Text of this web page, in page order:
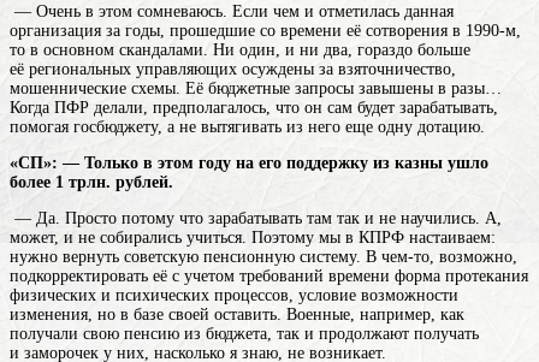
— Очень в этом сомневаюсь. Если чем и отметилась данная
организация за годы, прошедшие со времени её сотворения в 1990-м,
то в основном скандалами. Ни один, и ни два, гораздо больше
её региональных управляющих осуждены за взяточничество,
мошеннические схемы. Её бюджетные запросы завышены в разы…
Когда ПФР делали, предполагалось, что он сам будет зарабатывать,
помогая госбюджету, а не вытягивать из него еще одну дотацию.
«СП»: — Только в этом году на его поддержку из казны ушло
более 1 трлн. рублей.
— Да. Просто потому что зарабатывать там так и не научились. А,
может, и не собирались учиться. Поэтому мы в КПРФ настаиваем:
нужно вернуть советскую пенсионную систему. В чем-то, возможно,
подкорректировать её с учетом требований времени форма протекания
физических и психических процессов, условие возможности
изменения , но в базе своей оставить. Военные, например, как
получали свою пенсию из бюджета, так и продолжают получать
и заморочек у них, насколько я знаю, не возникает.